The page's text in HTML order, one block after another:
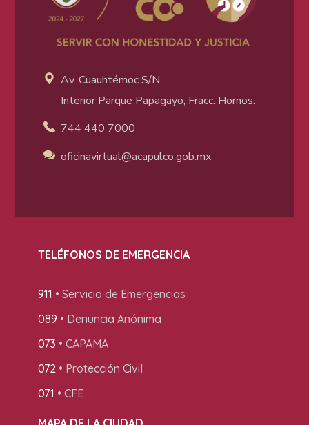
Av. Cuauhtémoc S/N,
Interior Parque Papagayo, Fracc. Hornos.
744 440 7000
oficinavirtual@acapulco.gob.mx
TELÉFONOS DE EMERGENCIA
911 • Servicio de Emergencias
089 • Denuncia Anónima
073 • CAPAMA
072• Protección Civil
071 • CFE